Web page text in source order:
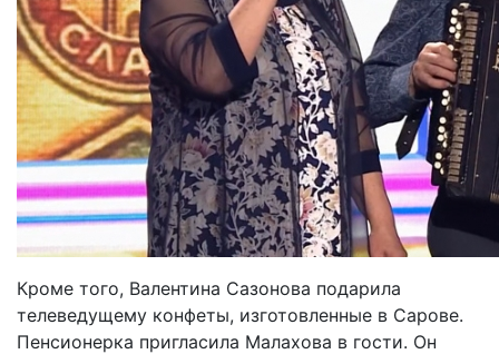
Кроме того, Валентина Сазонова подарила
телеведущему конфеты, изготовленные в Сарове.
Пенсионерка пригласила Малахова в гости. Он